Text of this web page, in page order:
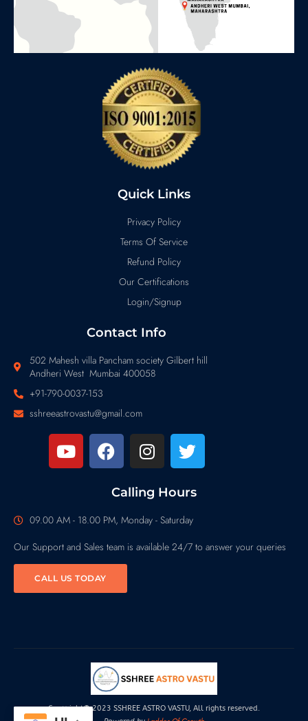
Quick Links
Privacy Policy
Terms Of Service
Refund Policy
Our Certifications
Login/Signup
Contact Info
502 Mahesh villa Pancham society Gilbert hill
Andheri West Mumbai 400058
+91-790-0037-153
sshreeastrovastu@gmail.com
Calling Hours
09.00 AM - 18.00 PM, Monday - Saturday
Our Support and Sales team is available 24/7 to answer your queries
CALL US TODAY
Copyright© 2023 SSHREE ASTRO VASTU, All rights reserved.